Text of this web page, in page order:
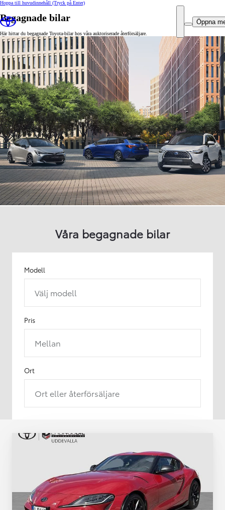
Hoppa till huvudinnehåll (Tryck på Enter)
Öppna
Begagnade bilar
Här hittar du begagnade Toyota-bilar hos våra auktoriserade återförsäljare.
Våra begagnade bilar
Modell
Välj modell
Pris
Mellan
Ort
Ort eller återförsäljare